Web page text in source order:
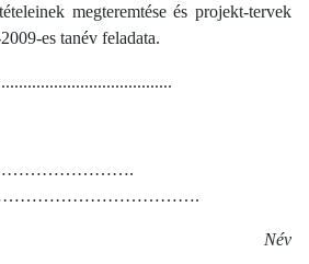
megteremtése és projekt-tervek
es tanév feladata.
Név